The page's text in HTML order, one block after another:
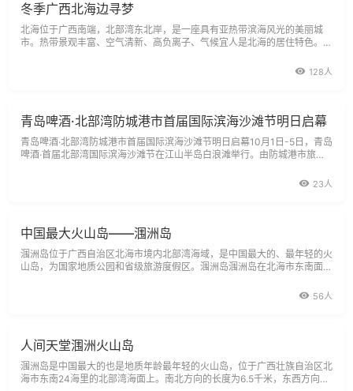
冬季广西北海边寻梦
北海位于广西南端，北部湾东北岸，是一座具有亚热带滨海风光的美丽城
市。热带景观丰富、空气清新、高负离子、气候宜人是北海的居住特色。这
128人
青岛啤酒·北部湾防城港市首届国际滨海沙滩节明日启幕
青岛啤酒·北部湾防城港市首届国际滨海沙滩节明日启幕10月1日-5日，青岛
啤酒·首届北部湾国际滨海沙滩节在江山半岛白浪滩举行。由防城港市旅游
23人
中国最大火山岛——涠洲岛
涠洲岛位于广西自治区北海市境内北部湾海域，是中国最大的、最年轻的火
山岛，为国家地质公园和省级旅游度假区。涠洲岛涠洲岛在北海市东南面的
56人
人间天堂涠洲火山岛
涠洲岛是中国最大的也是地质年龄最年轻的火山岛，位于广西壮族自治区北
海市东南24海里的北部湾海面上。南北方向的长度为6.5千米，东西方向宽